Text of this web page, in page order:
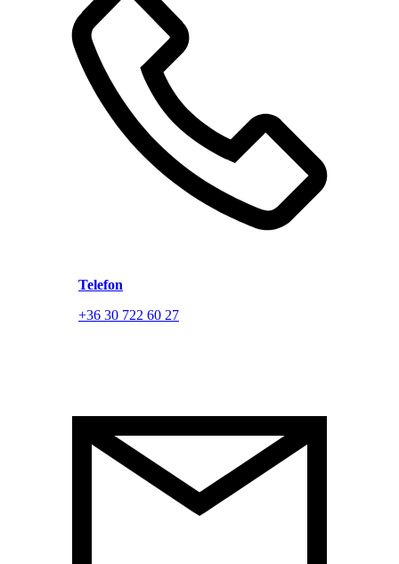
Telefon
+36 30 722 60 27